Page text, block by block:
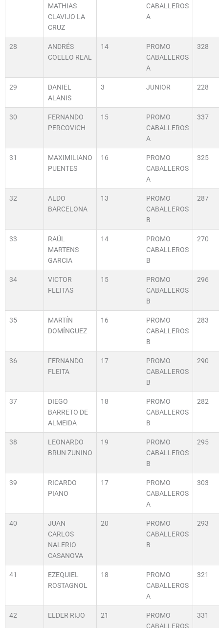
MATHIAS
CLAVIJO LA
CRUZ
CABALLEROS
A
28
ANDRÉS
COELLO REAL
14
PROMO
CABALLEROS
A
328
29
DANIEL
ALANIS
3 JUNIOR 228
30
FERNANDO
PERCOVICH
15
PROMO
CABALLEROS
A
337
31
MAXIMILIANO
PUENTES
16
PROMO
CABALLEROS
A
325
32
ALDO
BARCELONA
13
PROMO
CABALLEROS
B
287
33
RAÚL
MARTENS
GARCIA
14
PROMO
CABALLEROS
B
270
34
VICTOR
FLEITAS
15
PROMO
CABALLEROS
B
296
35
MARTÍN
DOMÍNGUEZ
16
PROMO
CABALLEROS
B
283
36
FERNANDO
FLEITA
17
PROMO
CABALLEROS
B
290
37
DIEGO
BARRETO DE
ALMEIDA
18
PROMO
CABALLEROS
B
282
38
LEONARDO
BRUN ZUNINO
19
PROMO
CABALLEROS
B
295
39
RICARDO
PIANO
17
PROMO
CABALLEROS
A
303
40
JUAN
CARLOS
NALERIO
CASANOVA
20
PROMO
CABALLEROS
B
293
41
EZEQUIEL
ROSTAGNOL
18
PROMO
CABALLEROS
A
321
42 ELDER RIJO 21
PROMO
CABALLEROS
331